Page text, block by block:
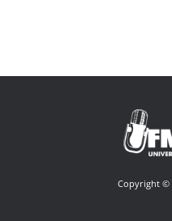
Copyright ©